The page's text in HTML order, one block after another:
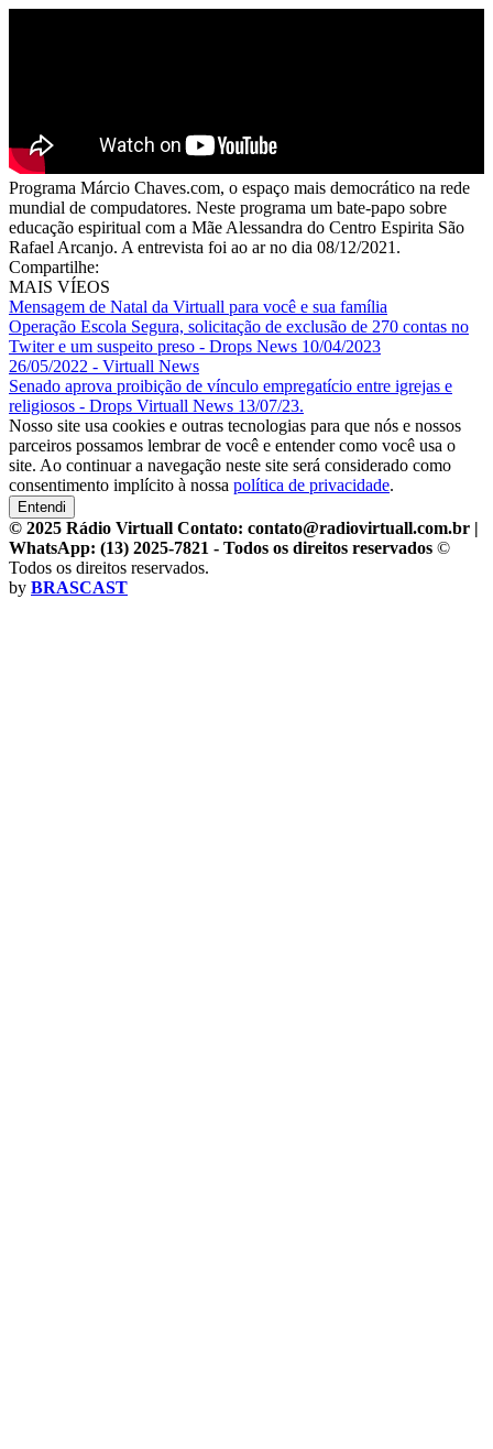
Programa Márcio Chaves.com, o espaço mais democrático na rede
mundial de compudatores. Neste programa um bate-papo sobre
educação espiritual com a Mãe Alessandra do Centro Espirita São
Rafael Arcanjo. A entrevista foi ao ar no dia 08/12/2021.
Compartilhe:
MAIS VÍEOS
Mensagem de Natal da Virtuall para você e sua família
Operação Escola Segura, solicitação de exclusão de 270 contas no
Twiter e um suspeito preso - Drops News 10/04/2023
26/05/2022 - Virtuall News
Senado aprova proibição de vínculo empregatício entre igrejas e
religiosos - Drops Virtuall News 13/07/23.
Nosso site usa cookies e outras tecnologias para que nós e nossos
parceiros possamos lembrar de você e entender como você usa o
site. Ao continuar a navegação neste site será considerado como
consentimento implícito à nossa política de privacidade.
Entendi
© 2025 Rádio Virtuall Contato: contato@radiovirtuall.com.br |
WhatsApp: (13) 2025-7821 - Todos os direitos reservados ©
Todos os direitos reservados.
by BRASCAST